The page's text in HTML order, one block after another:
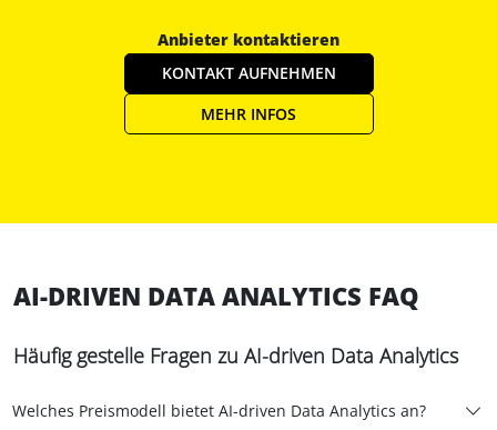
Anbieter kontaktieren
KONTAKT AUFNEHMEN
MEHR INFOS
AI-DRIVEN DATA ANALYTICS FAQ
Häufig gestelle Fragen zu AI-driven Data Analytics
Welches Preismodell bietet AI-driven Data Analytics an?